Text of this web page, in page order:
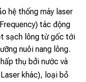
hệ thống máy laser
tác động
sạch lông từ gốc tới
nuôi nang lông.
thụ bởi nước và
khác), loại bỏ